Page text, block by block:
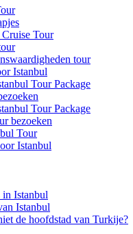
Tour
tour
Istanbul
Tour Package
Tour Package
bezoeken
Tour
Istanbul
in Istanbul
Istanbul
de hoofdstad van Turkije?